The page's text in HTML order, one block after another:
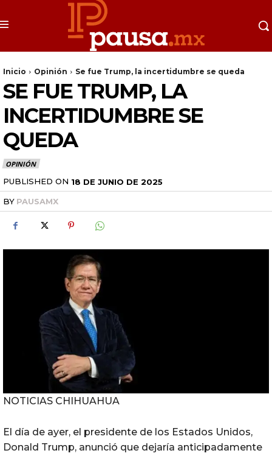
Inicio Opinión Se fue Trump, la incertidumbre se queda
SE FUE TRUMP, LA
INCERTIDUMBRE SE
QUEDA
OPINIÓN
PUBLISHED ON 18 DE JUNIO DE 2025
BY PAUSAMX
NOTICIAS CHIHUAHUA
El día de ayer, el presidente de los Estados Unidos,
Donald Trump, anunció que dejaría anticipadamente